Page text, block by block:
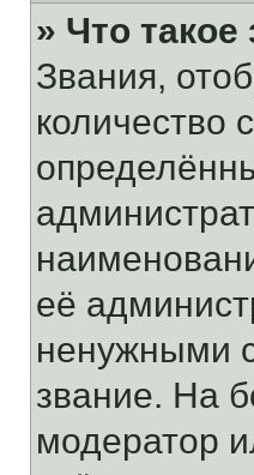
» Что такое
Звания,
количество
её
ненужными
звание. На
модератор